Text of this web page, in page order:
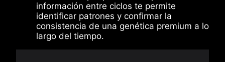
información entre ciclos te permite
identificar patrones y confirmar la
consistencia de una genética premium a lo
largo del tiempo.